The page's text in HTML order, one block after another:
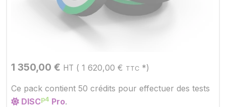
1 350,00 € HT ( 1 620,00 € TTC *)
Ce pack contient 50 crédits pour effectuer des tests
DISCp4 Pro.